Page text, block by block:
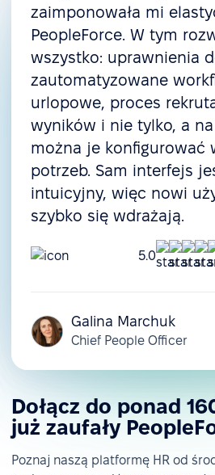
zaimponowała mi
PeopleForce. W tym
wszystko: uprawnienia
zautomatyzowane
urlopowe, proces
wyników i nie tylko, a
można je konfigurować
potrzeb. Sam interfejs
intuicyjny, więc nowi
szybko się wdrażają.
5.0
Galina Marchuk
Chief People Officer
Dołącz do ponad
już zaufały
Poznaj naszą platformę HR od